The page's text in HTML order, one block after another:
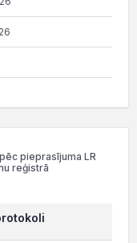
pieprasījuma LR
reģistrā